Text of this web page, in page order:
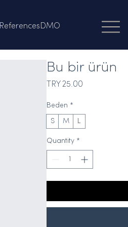
References DMO
Bu bir ürün
TRY 25.00Price
Beden *
S M L
Quantity *